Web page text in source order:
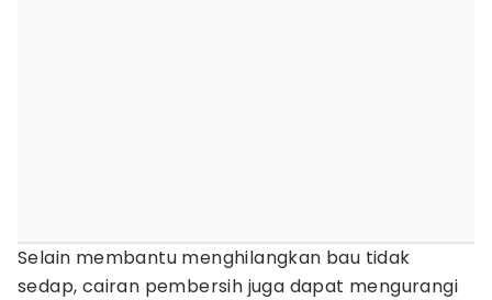
Selain membantu menghilangkan bau tidak
sedap, cairan pembersih juga dapat mengurangi